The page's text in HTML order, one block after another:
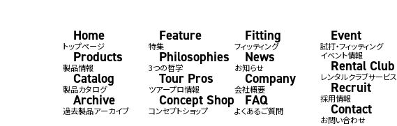
Home
トップページ
Products
製品情報
Catalog
製品カタログ
Archive
過去製品アーカイブ
Feature
特集
Philosophies
3つの哲学
Tour Pros
ツアープロ情報
Concept Shop
コンセプトショップ
Fitting
フィッティング
News
お知らせ
Company
会社概要
FAQ
よくあるご質問
Event
試打・フィッティング
イベント情報
Rental Club
レンタルクラブサービス
Recruit
採用情報
Contact
お問い合わせ